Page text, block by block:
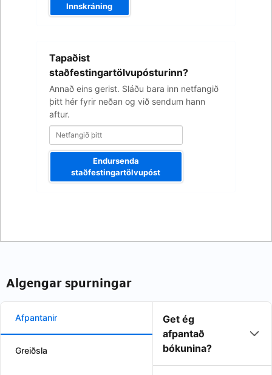
Innskráning
Tapaðist
staðfestingartölvupósturinn?
Annað eins gerist. Sláðu bara inn netfangið
þitt hér fyrir neðan og við sendum hann
aftur.
Endursenda
staðfestingartölvupóst
Algengar spurningar
Afpantanir
Greiðsla
Get ég
afpantað
bókunina?